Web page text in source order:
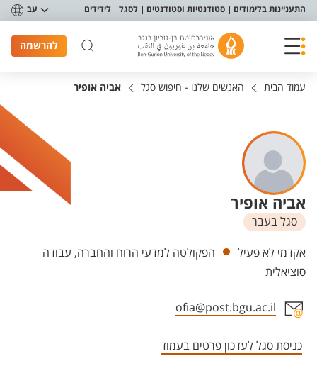
תפריט נגישות
התעניינות בלימודים סטודנטיות וסטודנטים לסגל לידידים עב
להרשמה
עמוד הבית האנשים שלנו - חיפוש סגל אביה אופיר
אביה אופיר
סגל בעבר
יחידות
אקדמי לא פעיל
הפקולטה למדעי הרוח והחברה, עבודה
סוציאלית
ofia@post.bgu.ac.il
כניסת סגל לעדכון פרטים בעמוד